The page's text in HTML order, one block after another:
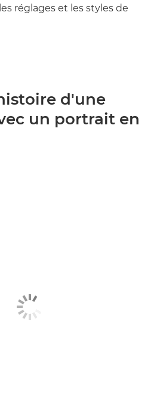
réglages et les styles de
d'une
un portrait en